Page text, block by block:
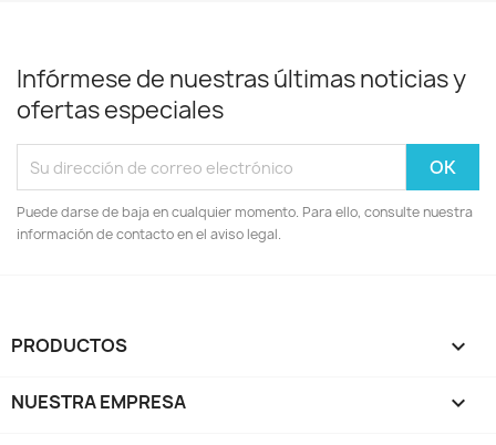
Infórmese de nuestras últimas noticias y
ofertas especiales
Puede darse de baja en cualquier momento. Para ello, consulte nuestra
información de contacto en el aviso legal.
PRODUCTOS 
NUESTRA EMPRESA 